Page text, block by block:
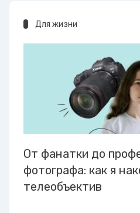
Для жизни
От фанатки до
фотографа: как я
телеобъектив